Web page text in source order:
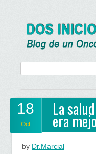
18
Oct
La
era
by Dr.Marcial